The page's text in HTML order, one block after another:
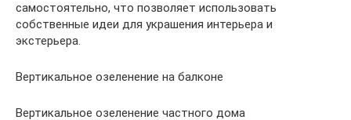
самостоятельно, что позволяет использовать
собственные идеи для украшения интерьера и
экстерьера.
Вертикальное озеленение на балконе
Вертикальное озеленение частного дома